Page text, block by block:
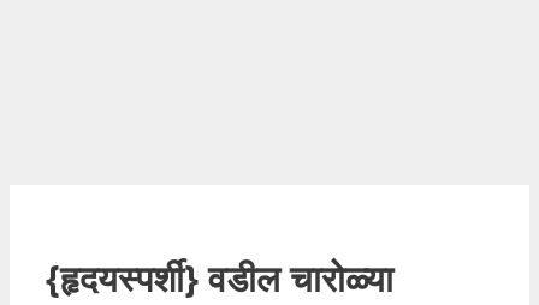
{हृदयस्पर्शी} वडील चारोळ्या